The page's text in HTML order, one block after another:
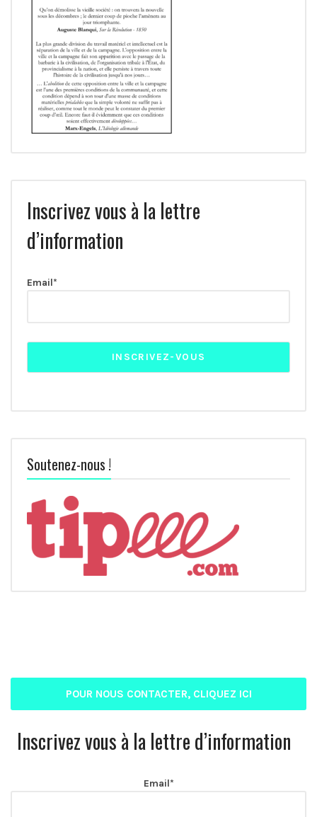
Inscrivez vous à la lettre
d’information
Email*
Soutenez-nous !
POUR NOUS CONTACTER, CLIQUEZ ICI
Inscrivez vous à la lettre d’information
Email*